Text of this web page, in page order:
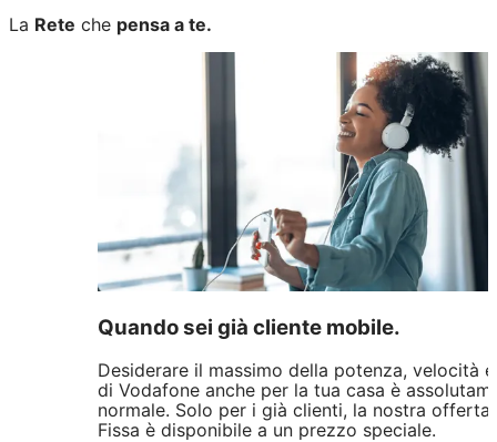
La Rete che pensa a te.
Quando sei già cliente mobile.
Desiderare il massimo della potenza, velocità
di Vodafone anche per la tua casa è
normale. Solo per i già clienti, la nostra offerta
Fissa è disponibile a un prezzo speciale.